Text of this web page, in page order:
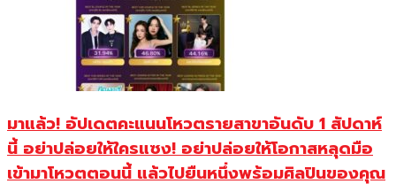
มาแล้ว! อัปเดตคะแนนโหวตรายสาขาอันดับ 1 สัปดาห์
นี้ อย่าปล่อยให้ใครแซง! อย่าปล่อยให้โอกาสหลุดมือ
เข้ามาโหวตตอนนี้ แล้วไปยืนหนึ่งพร้อมศิลปินของคุณ